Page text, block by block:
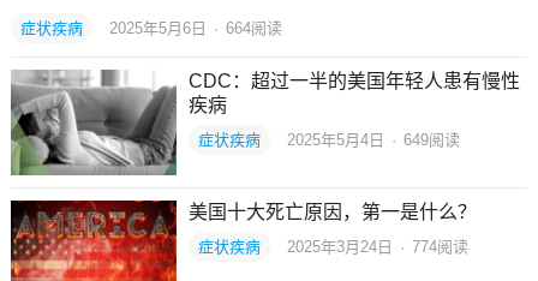
症状疾病 2025年5月6日 · 664阅读
CDC：超过一半的美国年轻人患有慢性
疾病
症状疾病 2025年5月4日 · 649阅读
美国十大死亡原因，第一是什么？
症状疾病 2025年3月24日 · 774阅读